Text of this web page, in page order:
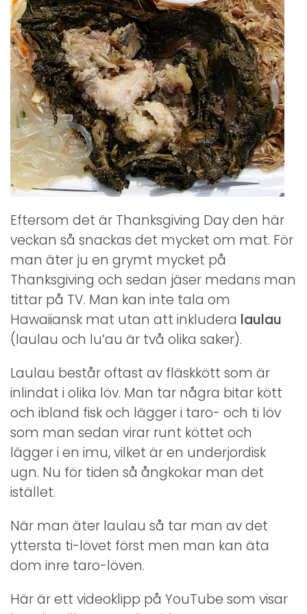
Eftersom det är Thanksgiving Day den här
veckan så snackas det mycket om mat. För
man äter ju en grymt mycket på
Thanksgiving och sedan jäser medans man
tittar på TV. Man kan inte tala om
Hawaiiansk mat utan att inkludera laulau
(laulau och lu’au är två olika saker).
Laulau består oftast av fläskkött som är
inlindat i olika löv. Man tar några bitar kött
och ibland fisk och lägger i taro- och ti löv
som man sedan virar runt köttet och
lägger i en imu, vilket är en underjordisk
ugn. Nu för tiden så ångkokar man det
istället.
När man äter laulau så tar man av det
yttersta ti-lövet först men man kan äta
dom inre taro-löven.
Här är ett videoklipp på YouTube som visar